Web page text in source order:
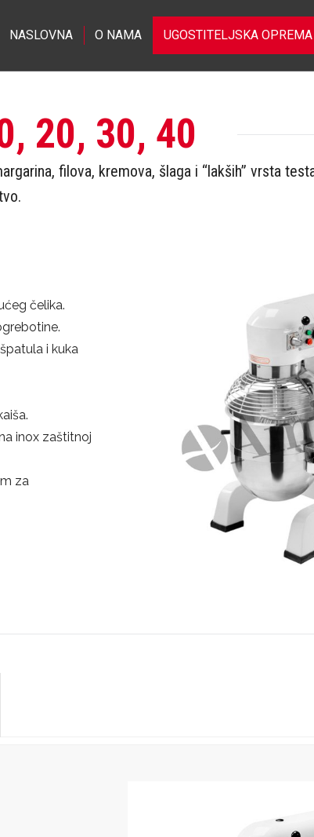
NASLOVNA O NAMA UGOSTITELJSKA OPREMA
20, 30, 40
filova, kremova, šlaga i “lakših” vrsta
čelika.
i kuka
inox zaštitnoj
za